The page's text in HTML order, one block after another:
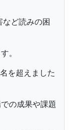
ど読みの困
。
を超えました
の成果や課題